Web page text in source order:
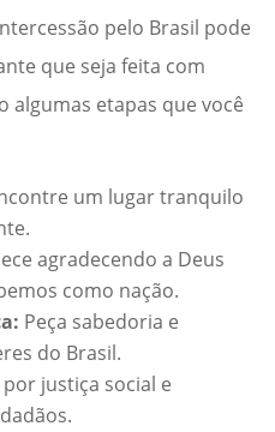
pelo Brasil pode
que seja feita com
algumas etapas que você
um lugar tranquilo
agradecendo a Deus
como nação.
Peça sabedoria e
do Brasil.
por justiça social e